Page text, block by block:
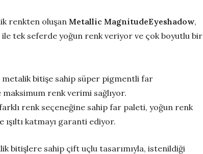
renkten oluşan Metallic MagnitudeEyeshadow,
ile tek seferde yoğun renk veriyor ve çok boyutlu bir
metalik bitişe sahip süper pigmentli far
renk verimi sağlıyor.
renk seçeneğine sahip far paleti, yoğun renk
ışıltı katmayı garanti ediyor.
bitişlere sahip çift uçlu tasarımıyla, istenildiği